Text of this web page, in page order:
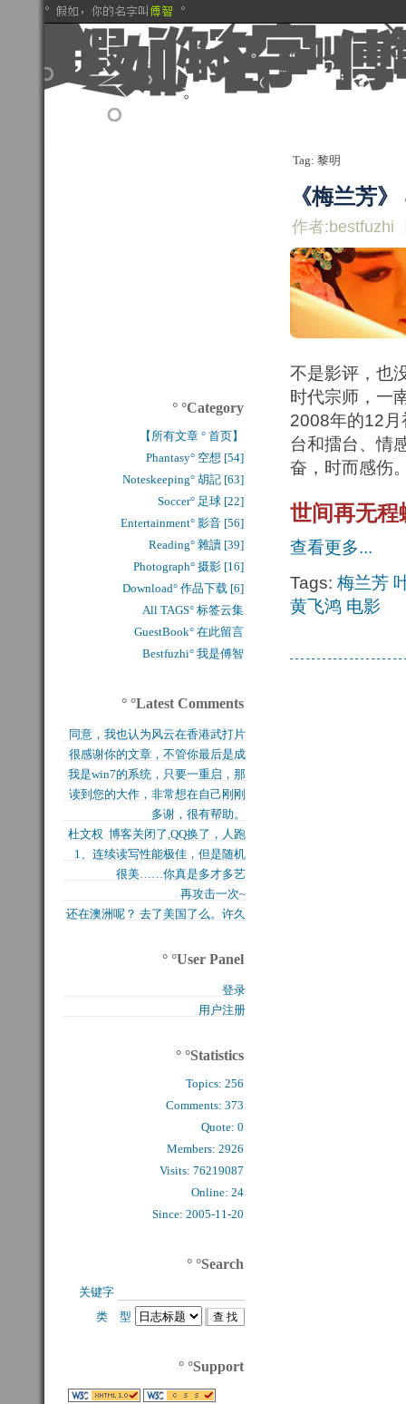
Tag: 黎明
《梅兰芳
作者:bestfuzhi
不是影评，也
时代宗师，一
2008年的12月
台和擂台、情
奋，时而感伤
世间再无
查看更多...
Tags: 梅兰芳
黄飞鸿 电影
° °Category
【所有文章 ° 首页】
Phantasy° 空想 [54]
Noteskeeping° 胡記 [63]
Soccer° 足球 [22]
Entertainment° 影音 [56]
Reading° 雜讀 [39]
Photograph° 摄影 [16]
Download° 作品下载 [6]
All TAGS° 标签云集
GuestBook° 在此留言
Bestfuzhi° 我是傅智
° °Latest Comments
同意，我也认为风云在香港武打片
历史上是绝无仅有的，...
很感谢你的文章，不管你最后是成
功还是失败，能让后来...
我是win7的系统，只要一重启，那
块MFT盘就无法...
读到您的大作，非常想在自己刚刚
买的固态硬盘上试试，...
多谢，很有帮助。
杜文权 博客关闭了,QQ换了，人跑
了 新的QQ...
1、连续读写性能极佳，但是随机
写入性能极差（这对于...
很美……你真是多才多艺
再攻击一次~
还在澳洲呢？ 去了美国了么。许久
° °User Panel
登录
用户注册
° °Statistics
Topics:256
Comments: 373
Quote: 0
Members: 2926
Visits: 76219087
Online: 24
Since: 2005-11-20
° °Search
关键字
类 型
° °Support